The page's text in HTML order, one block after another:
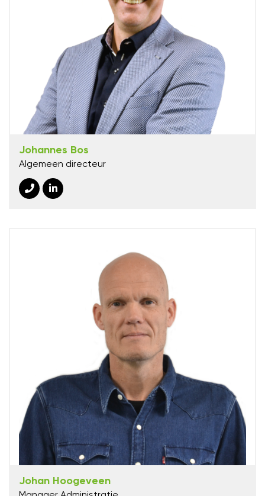
Johannes Bos
Algemeen directeur
Johan Hoogeveen